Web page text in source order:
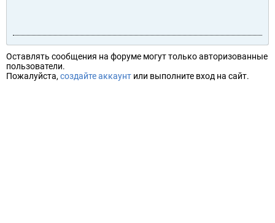
Оставлять сообщения на форуме могут только авторизованные
пользователи.
Пожалуйста, создайте аккаунт или выполните вход на сайт.